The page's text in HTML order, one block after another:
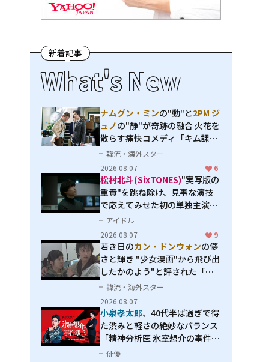
新着記事
What's New
ナムグン・ミンの"動"と2PM ジ
ュノの"静"が奇跡の融合 火花を
散らす痛快コメディ「キム課長
とソ理事～Bravo! Your Life
～」
韓流・海外スター
2026.08.07
6
松村北斗(SixTONES)"実写版の
重責"を跳ね除け、見事な演技
で応えてみせた初の単独主演映
画「秒速5センチメートル」
アイドル
2026.08.07
9
若き日のカン・ドンウォンの儚
さと輝き "少女漫画"から飛び出
したかのよう"と評された「オ
オカミの誘惑」
韓流・海外スター
2026.08.07
小泉孝太郎、40代半ば過ぎで得
た渋みと軽さの絶妙なバランス
「精神分析医 氷室想介の事件簿
３」で見せる進化
俳優